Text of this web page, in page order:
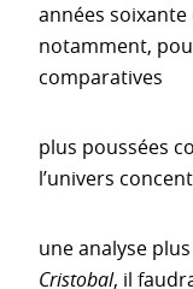
années
notamment,
comparatives
plus poussées
l’univers
une analyse
Cristobal, il